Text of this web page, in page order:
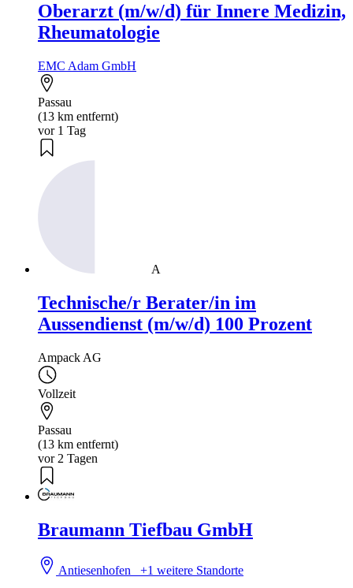
Oberarzt (m/w/d) für Innere Medizin,
Rheumatologie
EMC Adam GmbH
Passau
(13 km entfernt)
vor 1 Tag
A
Technische/r Berater/in im
Aussendienst (m/w/d) 100 Prozent
Ampack AG
Vollzeit
Passau
(13 km entfernt)
vor 2 Tagen
Braumann Tiefbau GmbH
Antiesenhofen+1 weitere Standorte